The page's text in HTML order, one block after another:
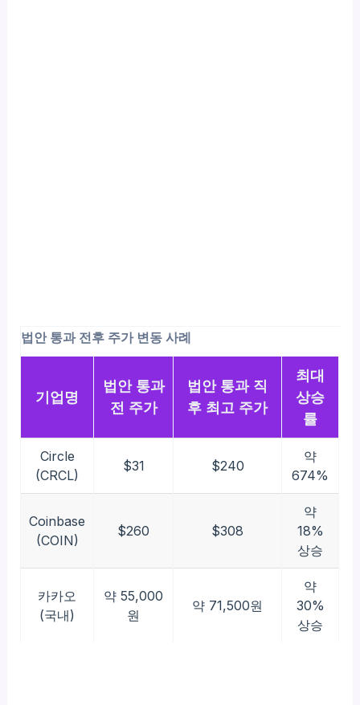
법안 통과 전후 주가 변동 사례
기업명
법안 통과
전 주가
법안 통과 직
후 최고 주가
최대
상승
률
Circle
(CRCL)
$31 $240
약
674%
Coinbase
(COIN)
$260 $308
약
18%
상승
카카오
(국내)
약 55,000
원
약 71,500원
약
30%
상승